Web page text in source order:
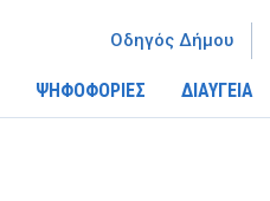
ΨΗΦΟΦΟΡΙΕΣ ΔΙΑΥΓΕΙΑ
Οδηγός Δήμου